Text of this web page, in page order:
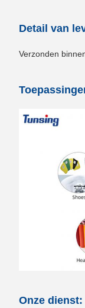
Detail van
Verzonden
Onze dienst: